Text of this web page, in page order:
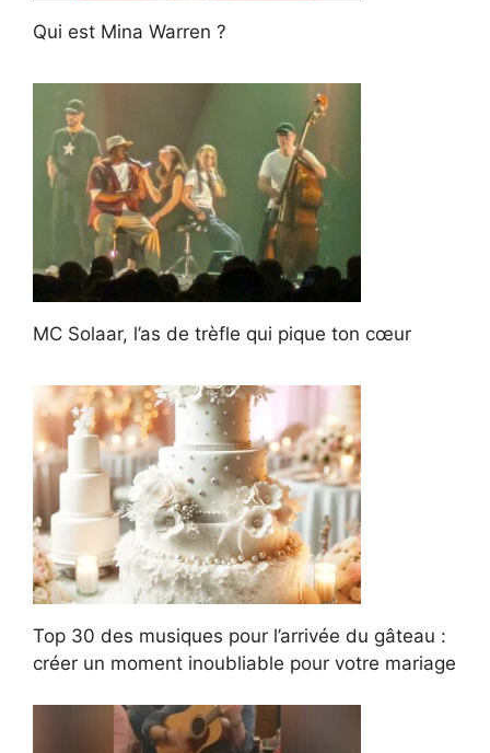
Qui est Mina Warren ?
MC Solaar, l’as de trèfle qui pique ton cœur
Top 30 des musiques pour l’arrivée du gâteau :
créer un moment inoubliable pour votre mariage